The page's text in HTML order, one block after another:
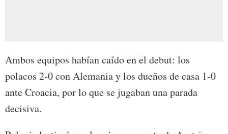
Ambos equipos habían caído en el debut: los
polacos 2-0 con Alemania y los dueños de casa 1-0
ante Croacia, por lo que se jugaban una parada
decisiva.